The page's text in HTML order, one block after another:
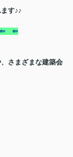
す♪♪
⇐ ⇐
さまざまな建築会